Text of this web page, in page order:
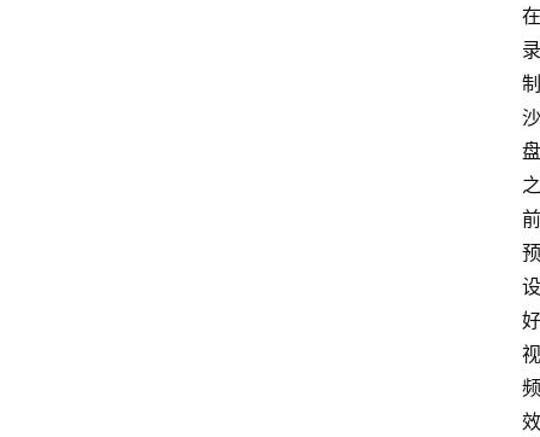
在
录
制
沙
盘
之
前
预
设
好
视
频
效